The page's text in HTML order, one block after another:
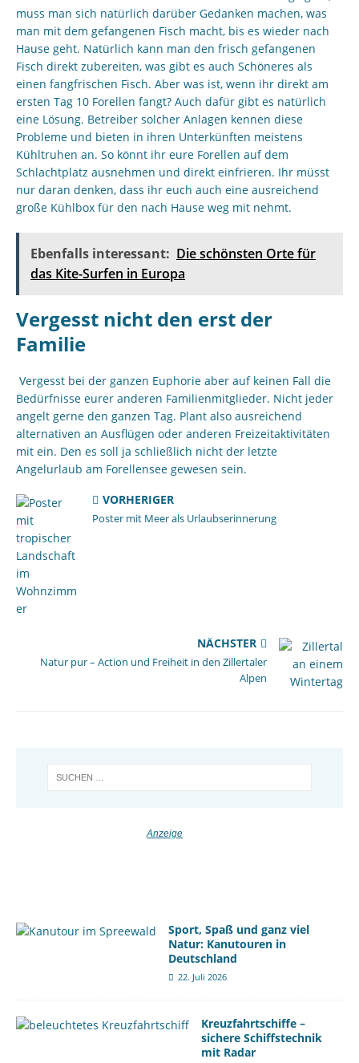
muss man sich natürlich darüber Gedanken machen, was
man mit dem gefangenen Fisch macht, bis es wieder nach
Hause geht. Natürlich kann man den frisch gefangenen
Fisch direkt zubereiten, was gibt es auch Schöneres als
einen fangfrischen Fisch. Aber was ist, wenn ihr direkt am
ersten Tag 10 Forellen fangt? Auch dafür gibt es natürlich
eine Lösung. Betreiber solcher Anlagen kennen diese
Probleme und bieten in ihren Unterkünften meistens
Kühltruhen an. So könnt ihr eure Forellen auf dem
Schlachtplatz ausnehmen und direkt einfrieren. Ihr müsst
nur daran denken, dass ihr euch auch eine ausreichend
große Kühlbox für den nach Hause weg mit nehmt.
Ebenfalls interessant: Die schönsten Orte für
das Kite-Surfen in Europa
Vergesst nicht den erst der
Familie
Vergesst bei der ganzen Euphorie aber auf keinen Fall die
Bedürfnisse eurer anderen Familienmitglieder. Nicht jeder
angelt gerne den ganzen Tag. Plant also ausreichend
alternativen an Ausflügen oder anderen Freizeitaktivitäten
mit ein. Den es soll ja schließlich nicht der letzte
Angelurlaub am Forellensee gewesen sein.
VORHERIGER
Poster mit Meer als Urlaubserinnerung
NÄCHSTER
Natur pur – Action und Freiheit in den Zillertaler
Alpen
Sport, Spaß und ganz viel
Natur: Kanutouren in
Deutschland
22. Juli 2026
Kreuzfahrtschiffe –
sichere Schiffstechnik
mit Radar